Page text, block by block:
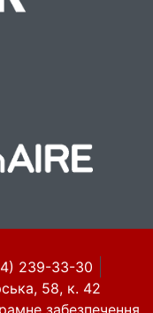
social
загроз
що
та в листах,
вчасно
239-33-30
58, к. 42
забезпечення